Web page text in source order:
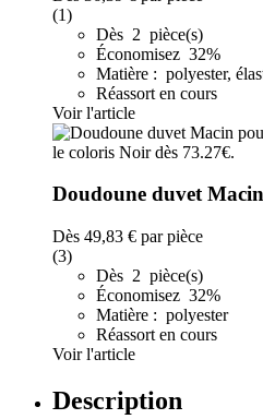
(1)
Dès 2 pièce(s)
Économisez 32%
Matière : polyester,
Réassort en cours
Voir l'article
Doudoune duvet
Dès 49,83 € par pièce
(3)
Dès 2 pièce(s)
Économisez 32%
Matière : polyester
Réassort en cours
Voir l'article
Description